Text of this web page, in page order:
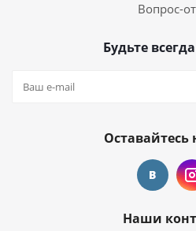
Вопрос-
Будьте
Оставайтесь
Наши